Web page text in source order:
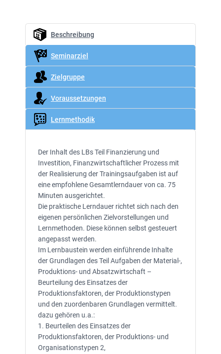
Beschreibung
Seminarziel
Zielgruppe
Voraussetzungen
Lernmethodik
Der Inhalt des LBs Teil Finanzierung und
Investition, Finanzwirtschaftlicher Prozess mit
der Realisierung der Trainingsaufgaben ist auf
eine empfohlene Gesamtlerndauer von ca. 75
Minuten ausgerichtet.
Die praktische Lerndauer richtet sich nach den
eigenen persönlichen Zielvorstellungen und
Lernmethoden. Diese können selbst gesteuert
angepasst werden.
Im Lernbaustein werden einführende Inhalte
der Grundlagen des Teil Aufgaben der Material-,
Produktions- und Absatzwirtschaft –
Beurteilung des Einsatzes der
Produktionsfaktoren, der Produktionstypen
und den zuordenbaren Grundlagen vermittelt.
dazu gehören u.a.:
1. Beurteilen des Einsatzes der
Produktionsfaktoren, der Produktions- und
Organisationstypen 2,